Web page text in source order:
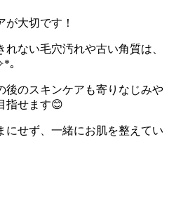
大切です！
ない毛穴汚れや古い角質は、
｡
後のスキンケアも寄りなじみや
指せます😊
にせず、一緒にお肌を整えてい